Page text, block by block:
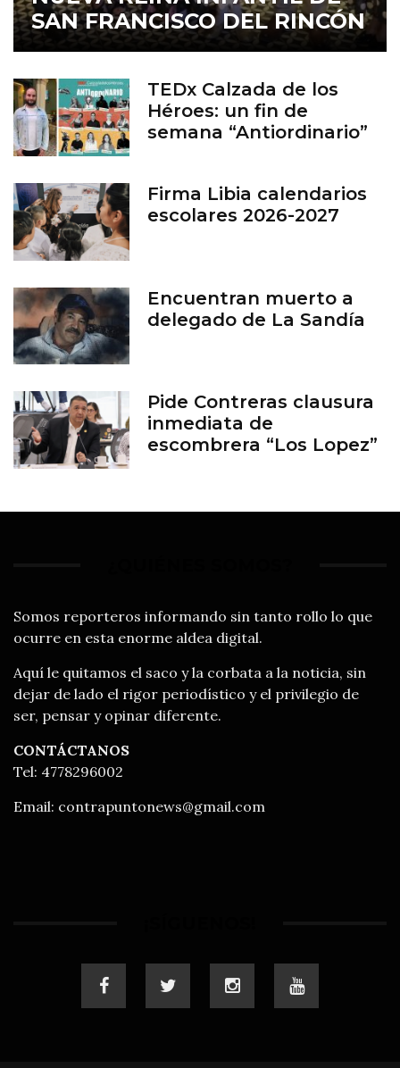
SAN FRANCISCO DEL RINCÓN
TEDx Calzada de los
Héroes: un fin de
semana “Antiordinario”
Firma Libia calendarios
escolares 2026-2027
Encuentran muerto a
delegado de La Sandía
Pide Contreras clausura
inmediata de
escombrera “Los Lopez”
Somos reporteros informando sin tanto rollo lo que
ocurre en esta enorme aldea digital.
Aquí le quitamos el saco y la corbata a la noticia, sin
dejar de lado el rigor periodístico y el privilegio de
ser, pensar y opinar diferente.
CONTÁCTANOS
Tel: 4778296002
Email: contrapuntonews@gmail.com